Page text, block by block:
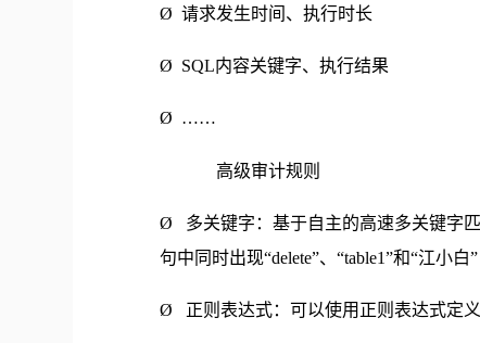
Ø 请求发生时间、执行时长
Ø SQL内容关键字、执行结果
Ø ……
高级审计规则
Ø 多关键字：基于自主的高速多关键字
句中同时出现“delete”、“table1”和“江小白”
Ø 正则表达式：可以使用正则表达式定